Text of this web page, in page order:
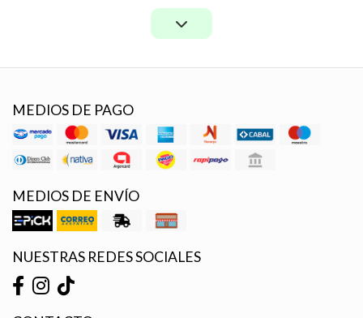
MEDIOS DE PAGO
MEDIOS DE ENVÍO
NUESTRAS REDES SOCIALES